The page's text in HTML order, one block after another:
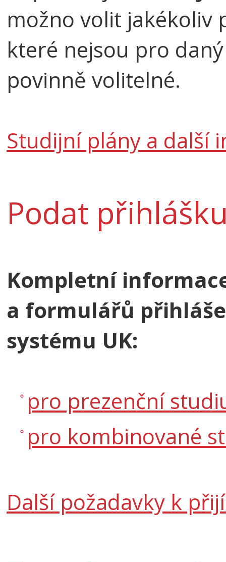
možno volit jakékoliv
které nejsou pro
povinně volitelné.
Studijní plány a další
Podat
Kompletní
a formulářů
systému UK:
pro prezenční
pro kombinované
Další požadavky k